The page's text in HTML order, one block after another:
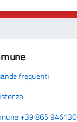
frequenti
+39 865 946130